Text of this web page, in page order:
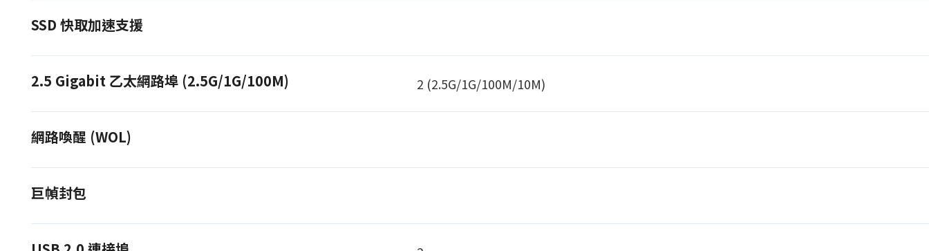
SSD 快取加速支援
2.5 Gigabit 乙太網路埠 (2.5G/1G/100M) 2 (2.5G/1G/100M/10M)
網路喚醒 (WOL)
巨幀封包